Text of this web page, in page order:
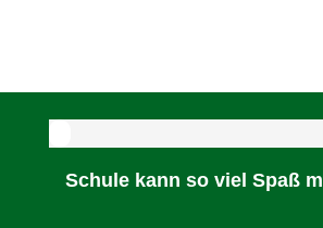
Schule kann so viel Spaß